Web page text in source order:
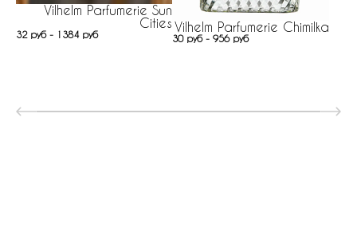
Vilhelm Parfumerie Sun
Cities
32 руб - 1384 руб
Vilhelm Parfumerie Chimilka
30 руб - 956 руб